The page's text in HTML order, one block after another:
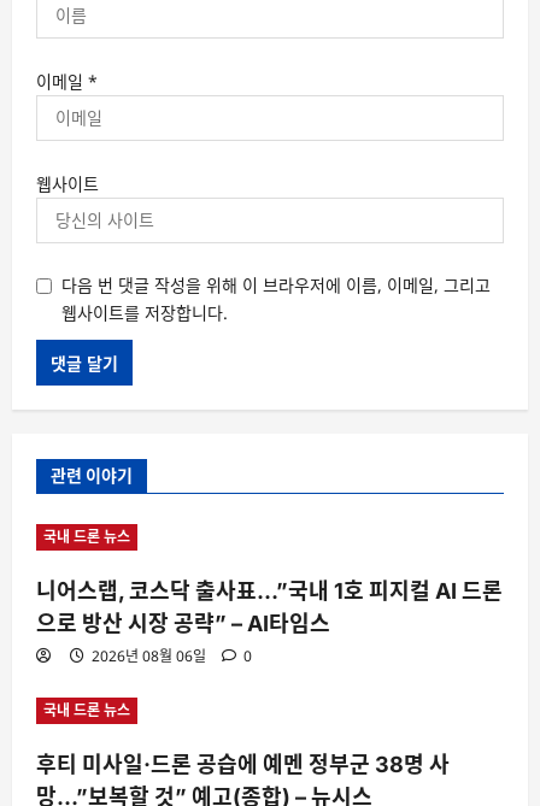
이메일 *
웹사이트
다음 번 댓글 작성을 위해 이 브라우저에 이름, 이메일, 그리고
웹사이트를 저장합니다.
관련 이야기
국내 드론 뉴스
니어스랩, 코스닥 출사표…”국내 1호 피지컬 AI 드론
으로 방산 시장 공략” – AI타임스
2026년 08월 06일 0
국내 드론 뉴스
후티 미사일·드론 공습에 예멘 정부군 38명 사
망…”보복할 것” 예고(종합) – 뉴시스